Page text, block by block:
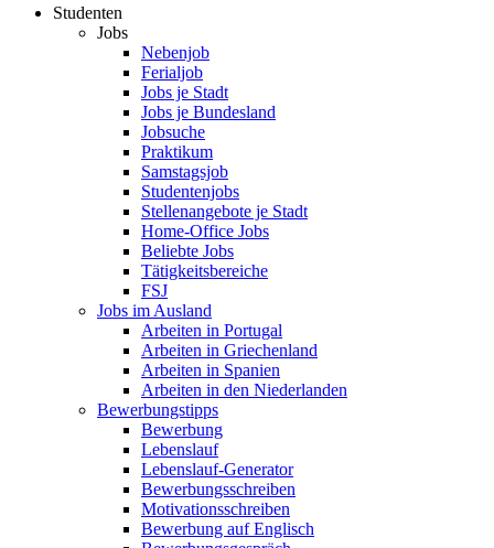
Studenten
Jobs
Nebenjob
Ferialjob
Jobs je Stadt
Jobs je Bundesland
Jobsuche
Praktikum
Samstagsjob
Studentenjobs
Stellenangebote je Stadt
Home-Office Jobs
Beliebte Jobs
Tätigkeitsbereiche
FSJ
Jobs im Ausland
Arbeiten in Portugal
Arbeiten in Griechenland
Arbeiten in Spanien
Arbeiten in den Niederlanden
Bewerbungstipps
Bewerbung
Lebenslauf
Lebenslauf-Generator
Bewerbungsschreiben
Motivationsschreiben
Bewerbung auf Englisch